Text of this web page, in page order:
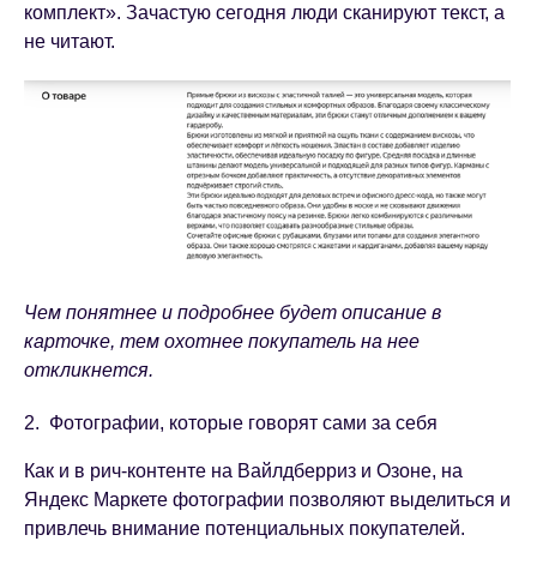
комплект». Зачастую сегодня люди сканируют текст, а
не читают.
Чем понятнее и подробнее будет описание в
карточке, тем охотнее покупатель на нее
откликнется.
2. Фотографии, которые говорят сами за себя
Как и в рич-контенте на Вайлдберриз и Озоне, на
Яндекс Маркете фотографии позволяют выделиться и
привлечь внимание потенциальных покупателей.